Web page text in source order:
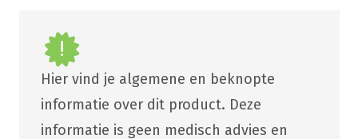
Hier vind je algemene en beknopte
informatie over dit product. Deze
informatie is geen medisch advies en